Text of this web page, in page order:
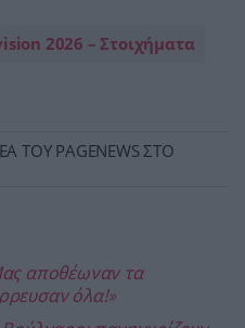
2026 – Στοιχήματα
ΤΟΥ PAGENEWS ΣΤΟ
αποθέωναν τα
όλα!»